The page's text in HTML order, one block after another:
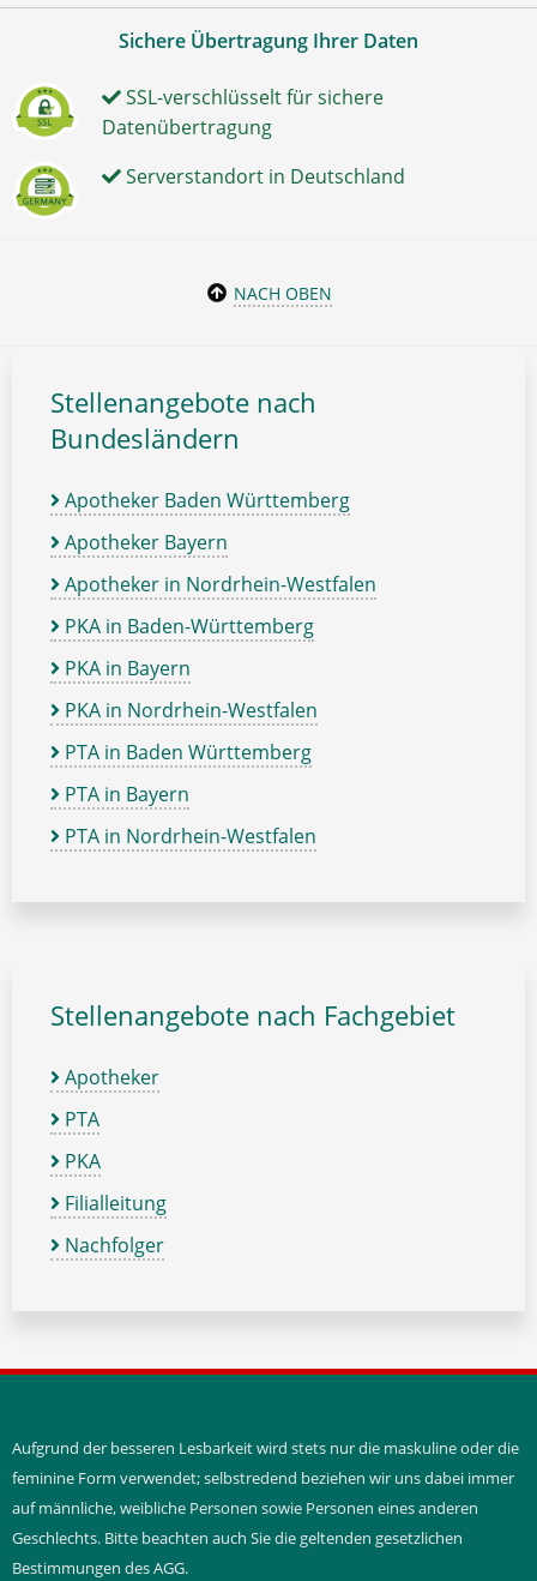
Sichere Übertragung Ihrer Daten
SSL-verschlüsselt für sichere
Datenübertragung
Serverstandort in Deutschland
NACH OBEN
Stellenangebote nach
Bundesländern
Apotheker Baden Württemberg
Apotheker Bayern
Apotheker in Nordrhein-Westfalen
PKA in Baden-Württemberg
PKA in Bayern
PKA in Nordrhein-Westfalen
PTA in Baden Württemberg
PTA in Bayern
PTA in Nordrhein-Westfalen
Stellenangebote nach Fachgebiet
Apotheker
PTA
PKA
Filialleitung
Nachfolger
Aufgrund der besseren Lesbarkeit wird stets nur die maskuline oder die
feminine Form verwendet; selbstredend beziehen wir uns dabei immer
auf männliche, weibliche Personen sowie Personen eines anderen
Geschlechts. Bitte beachten auch Sie die geltenden gesetzlichen
Bestimmungen des AGG.